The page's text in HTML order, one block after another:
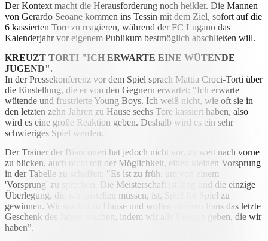
Der Kontext macht die Herausforderung noch heikler. Die Mannen
von Gerardo Seoane kommen ins Tessin mit dem Ziel, sofort auf die
6 kassierten Tore zu reagieren, während der FC Lugano das
Kalenderjahr vor eigenem Publikum bestmöglich abschließen will.
KREUZT TORTI "ICH ERWARTE EINE WÜTENDE
JUGEND".
In der Pressekonferenz vor dem Spiel sprach Mattia Croci-Torti über
die Einstellung, die er von den Gegnern erwartet: "Ich erwarte
wütende und frustrierte Young Boys. Ich weiß nicht, wie oft sie in
den letzten zehn Jahren zu Hause sechs Tore kassiert haben, also
wird es eine große Reaktion geben. Deshalb wird es ein sehr
schwieriges Spiel werden.
Der Trainer der Bianconeri hat jedoch nicht vor, zu weit nach vorne
zu blicken, auch nicht mit der Möglichkeit, einen kleinen Vorsprung
in der Tabelle zu schaffen: "Es ist zu früh, um von einem
'Vorsprung' zu sprechen. Die Meisterschaft ist lang und die einzige
Überlegung, die wir anstellen müssen, ist, Spiel für Spiel zu
gewinnen. Wir spielen zu Hause und wollen unseren Fans das letzte
Geschenk des Jahres machen, indem wir alle Energie geben, die wir
haben".